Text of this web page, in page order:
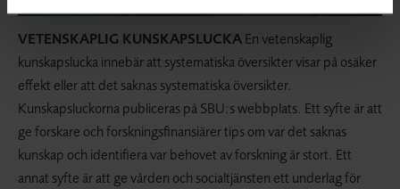
VETENSKAPLIG KUNSKAPSLUCKAEn vetenskaplig
kunskapslucka innebär att systematiska översikter visar på osäker
effekt eller att det saknas systematiska översikter.
Kunskapsluckorna publiceras på SBU:s webbplats. Ett syfte är att
ge forskare och forskningsfinansiärer tips om var det saknas
kunskap och identifiera var behovet av forskning är stort. Ett
annat syfte är att ge vården och socialtjänsten ett underlag för